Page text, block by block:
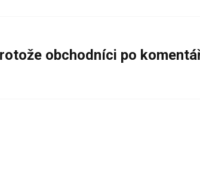
obchodníci po